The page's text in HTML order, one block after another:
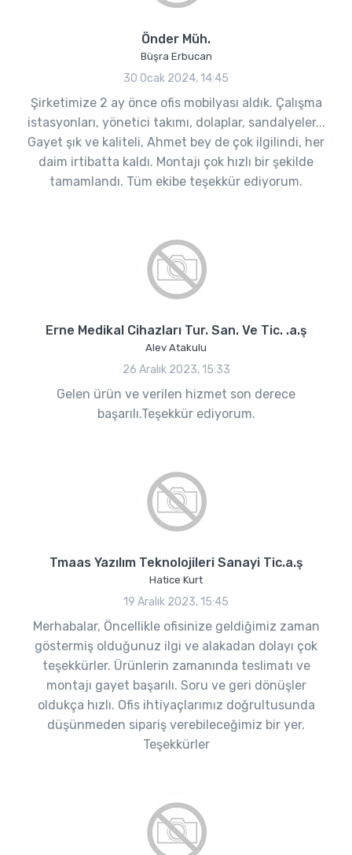
Önder Müh.
Büşra Erbucan
30 Ocak 2024, 14:45
Şirketimize 2 ay önce ofis mobilyası aldık. Çalışma
istasyonları, yönetici takımı, dolaplar, sandalyeler...
Gayet şık ve kaliteli, Ahmet bey de çok ilgilindi, her
daim irtibatta kaldı. Montajı çok hızlı bir şekilde
tamamlandı. Tüm ekibe teşekkür ediyorum.
Erne Medikal Cihazları Tur. San. Ve Tic. .a.ş
Alev Atakulu
26 Aralık 2023, 15:33
Gelen ürün ve verilen hizmet son derece
başarılı.Teşekkür ediyorum.
Tmaas Yazılım Teknolojileri Sanayi Tic.a.ş
Hatice Kurt
19 Aralık 2023, 15:45
Merhabalar, Öncellikle ofisinize geldiğimiz zaman
göstermiş olduğunuz ilgi ve alakadan dolayı çok
teşekkürler. Ürünlerin zamanında teslimatı ve
montajı gayet başarılı. Soru ve geri dönüşler
oldukça hızlı. Ofis ihtiyaçlarımız doğrultusunda
düşünmeden sipariş verebileceğimiz bir yer.
Teşekkürler